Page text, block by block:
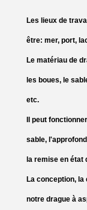
Les lieux de
être: mer, port,
Le matériau de
les boues, le
etc.
Il peut
sable,
la remise en état
La conception,
notre drague à